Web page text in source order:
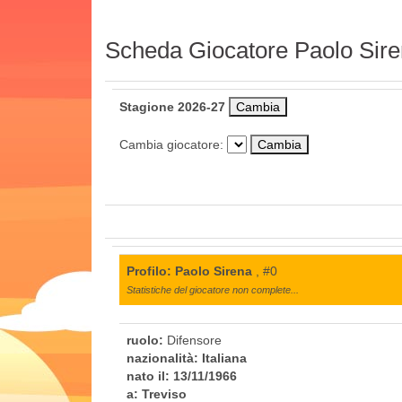
Scheda Giocatore Paolo
Stagione 2026-27
Cambia giocatore:
Profilo: Paolo Sirena , #0
Statistiche del giocatore non complete...
ruolo: Difensore
nazionalità: Italiana
nato il: 13/11/1966
a: Treviso